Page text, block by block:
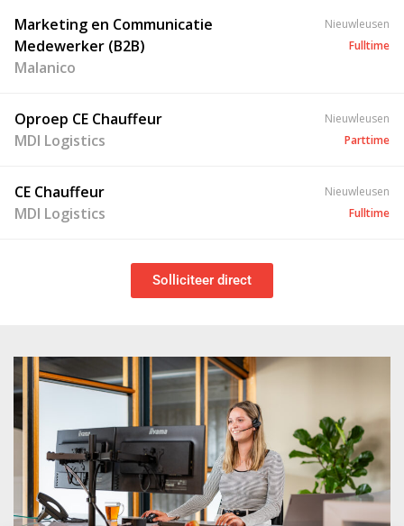
Marketing en Communicatie
Medewerker (B2B)
Malanico
Nieuwleusen
Fulltime
Oproep CE Chauffeur
MDI Logistics
Nieuwleusen
Parttime
CE Chauffeur
MDI Logistics
Nieuwleusen
Fulltime
Solliciteer direct